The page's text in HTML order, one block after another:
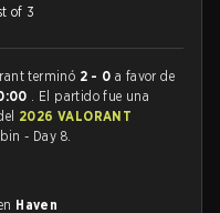
of 3
terminó 2 - 0 a favor de
. El partido fue una
2026 VALORANT
- Day 8.
Haven